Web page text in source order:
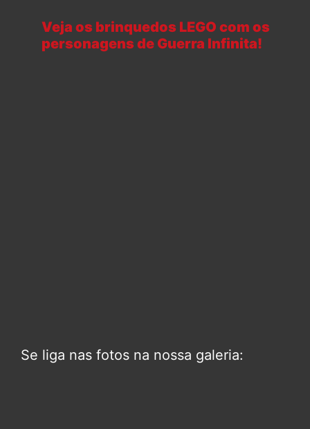
Veja os brinquedos LEGO com os
personagens de Guerra Infinita!
Se liga nas fotos na nossa galeria: